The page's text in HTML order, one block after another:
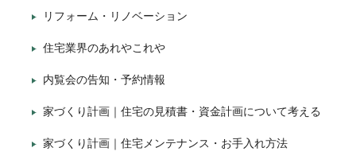
リフォーム・リノベーション
住宅業界のあれやこれや
内覧会の告知・予約情報
家づくり計画｜住宅の見積書・資金計画について考える
家づくり計画｜住宅メンテナンス・お手入れ方法